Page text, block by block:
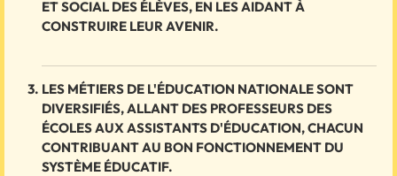
ET SOCIAL DES ÉLÈVES, EN LES AIDANT À
CONSTRUIRE LEUR AVENIR.
LES MÉTIERS DE L'ÉDUCATION NATIONALE SONT
DIVERSIFIÉS, ALLANT DES PROFESSEURS DES
ÉCOLES AUX ASSISTANTS D'ÉDUCATION, CHACUN
CONTRIBUANT AU BON FONCTIONNEMENT DU
SYSTÈME ÉDUCATIF.